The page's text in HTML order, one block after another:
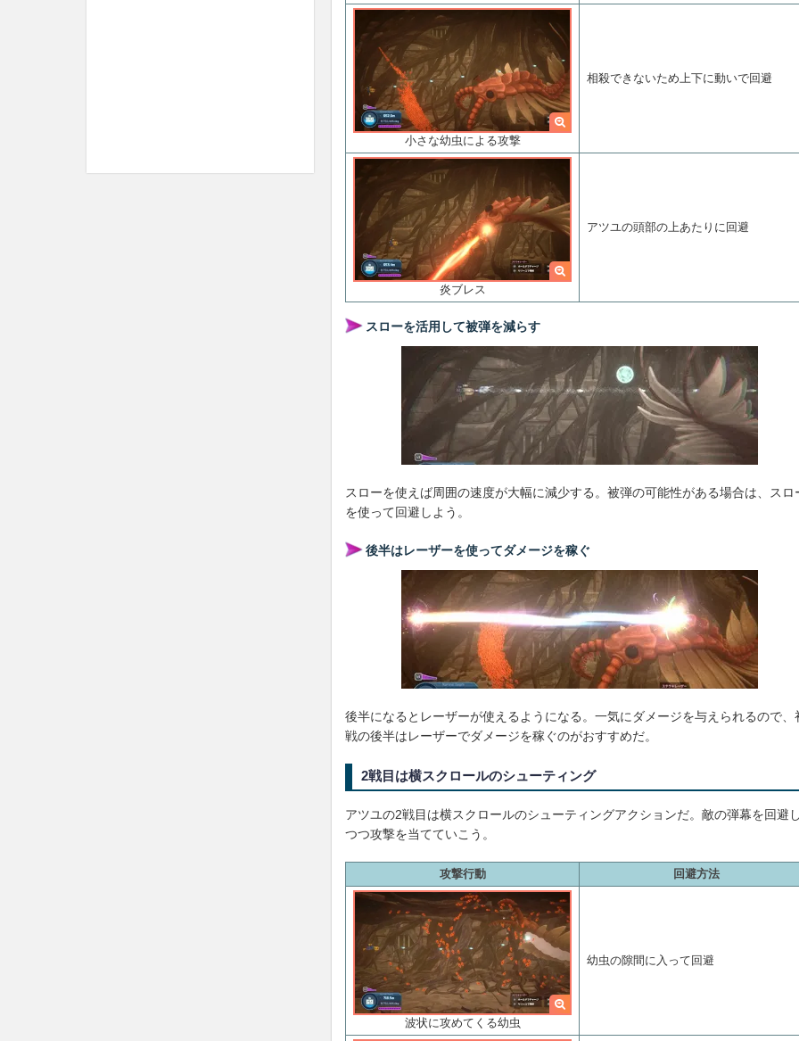
小さな幼虫による攻撃
相殺できないため上下に動いで回避
炎ブレス
アツユの頭部の上あたりに回避
スローを活用して被弾を減らす
スローを使えば周囲の速度が大幅に減少する。被弾の可能性がある場合は、スロ
を使って回避しよう。
後半はレーザーを使ってダメージを稼ぐ
後半になるとレーザーが使えるようになる。一気にダメージを与えられるので、
戦の後半はレーザーでダメージを稼ぐのがおすすめだ。
2戦目は横スクロールのシューティング
アツユの2戦目は横スクロールのシューティングアクションだ。敵の弾幕を回避し
つつ攻撃を当てていこう。
攻撃行動 回避方法
波状に攻めてくる幼虫
幼虫の隙間に入って回避